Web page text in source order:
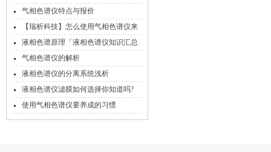
验分享
气相色谱仪特点与报价
【瑞析科技】怎么使用气相色谱仪来
检测香烟中的物质？
液相色谱原理「液相色谱仪知识汇总
专题」
气相色谱仪的解析
液相色谱仪的分离系统浅析
液相色谱仪滤膜如何选择你知道吗?
使用气相色谱仪要养成的习惯